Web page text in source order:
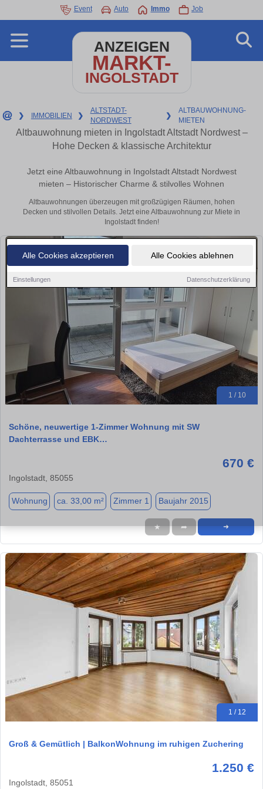
Alle Cookies akzeptieren Alle Cookies ablehnen
Einstellungen Datenschutzerklärung
Event Auto Immo Job
ANZEIGEN
MARKT-
INGOLSTADT
❯ IMMOBILIEN ❯
ALTSTADT-
NORDWEST
❯
ALTBAUWOHNUNG-
MIETEN
Altbauwohnung mieten in Ingolstadt Altstadt Nordwest –
Hohe Decken & klassische Architektur
Jetzt eine Altbauwohnung in Ingolstadt Altstadt Nordwest
mieten – Historischer Charme & stilvolles Wohnen
Altbauwohnungen überzeugen mit großzügigen Räumen, hohen
Decken und stilvollen Details. Jetzt eine Altbauwohnung zur Miete in
Ingolstadt finden!
1 / 10
Schöne, neuwertige 1-Zimmer Wohnung mit SW
Dachterrasse und EBK…
670 €
Ingolstadt, 85055
Wohnung ca. 33,00 m² Zimmer 1 Baujahr 2015
★ ➦ ➜
1 / 12
Groß & Gemütlich | BalkonWohnung im ruhigen Zuchering
1.250 €
Ingolstadt, 85051